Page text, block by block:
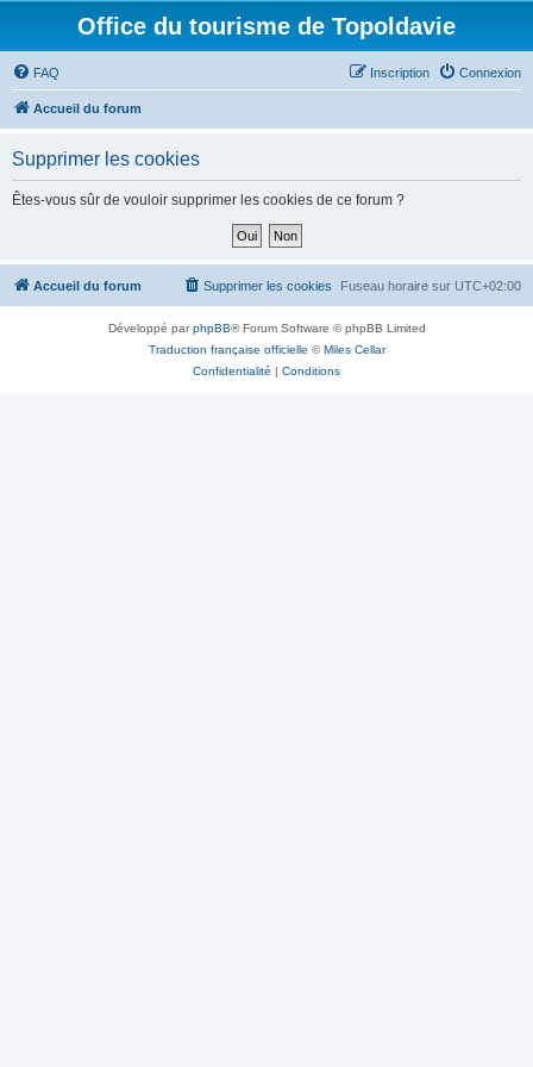
Office du tourisme de Topoldavie
FAQ Connexion
Inscription
Accueil du forum
Supprimer les cookies
Êtes-vous sûr de vouloir supprimer les cookies de ce forum ?
Accueil du forum Fuseau horaire sur UTC+02:00
Supprimer les cookies
Développé parphpBB® Forum Software © phpBB Limited
Traduction française officielle ©Miles Cellar
Confidentialité | Conditions